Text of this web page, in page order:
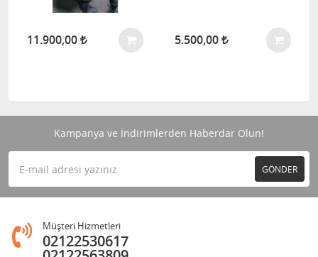
11.900,00 5.500,00
Kampanya ve İndirimlerden Haberdar Olun!
GÖNDER
Müşteri Hizmetleri
02122530617